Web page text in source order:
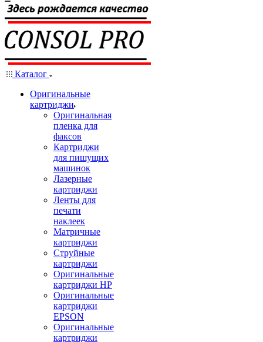
Каталог
Оригинальные
картриджи
Оригинальная
пленка для
факсов
Картриджи
для пишущих
машинок
Лазерные
картриджи
Ленты для
печати
наклеек
Матричные
картриджи
Струйные
картриджи
Оригинальные
картриджи HP
Оригинальные
картриджи
EPSON
Оригинальные
картриджи